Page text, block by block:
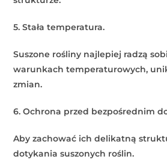
5. Stała temperatura.
Suszone rośliny najlepiej radzą
warunkach temperaturowych,
zmian.
6. Ochrona przed bezpośrednim
Aby zachować ich delikatną
dotykania suszonych roślin.